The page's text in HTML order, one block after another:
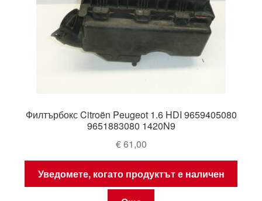
Филтърбокс Citroën Peugeot 1.6 HDI 9659405080
9651883080 1420N9
€61,00
Уведомете, когато продуктът е наличен